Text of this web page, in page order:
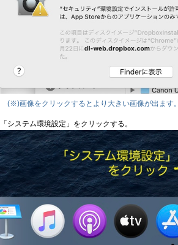
(※)画像をクリックするとより大きい画像が出ます。
「システム環境設定」をクリックする。